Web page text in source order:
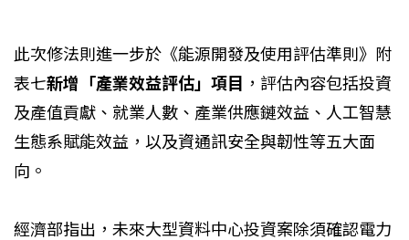
此次修法則進一步於《能源開發及使用評估準則》附
表七新增「產業效益評估」項目 ，評估內容包括投資
及產值貢獻、就業人數、產業供應鏈效益、人工智慧
生態系賦能效益，以及資通訊安全與韌性等五大面
向。
經濟部指出，未來大型資料中心投資案除須確認電力